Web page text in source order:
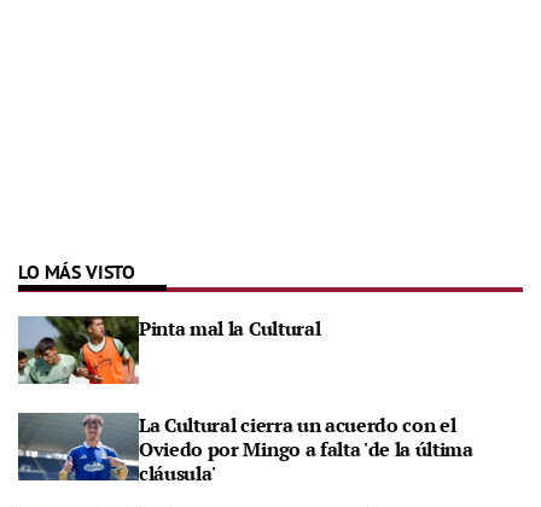
LO MÁS VISTO
Pinta mal la Cultural
La Cultural cierra un acuerdo con el
Oviedo por Mingo a falta 'de la última
cláusula'